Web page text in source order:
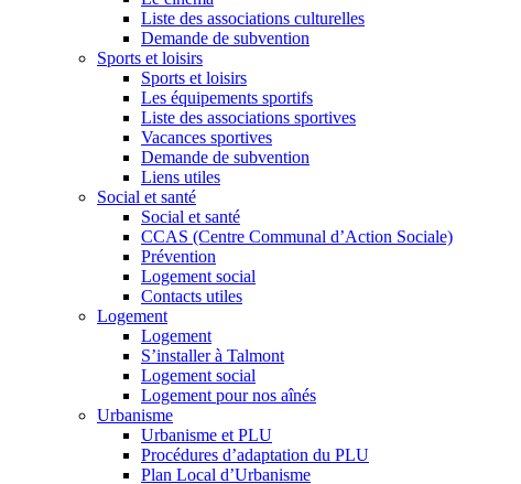
Liste des associations culturelles
Demande de subvention
Sports et loisirs
Sports et loisirs
Les équipements sportifs
Liste des associations sportives
Vacances sportives
Demande de subvention
Liens utiles
Social et santé
Social et santé
CCAS (Centre Communal d’Action Sociale)
Prévention
Logement social
Contacts utiles
Logement
Logement
S’installer à Talmont
Logement social
Logement pour nos aînés
Urbanisme
Urbanisme et PLU
Procédures d’adaptation du PLU
Plan Local d’Urbanisme